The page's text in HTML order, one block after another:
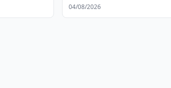
04/08/2026